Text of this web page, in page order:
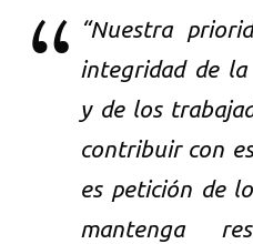
“Nuestra
integridad de la
y de los
contribuir con
es petición de
mantenga